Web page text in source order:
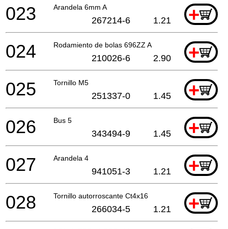
Arandela 6mm A +
023 267214-6 1.21
Rodamiento de bolas 696ZZ A +
024 210026-6 2.90
Tornillo M5 +
025 251337-0 1.45
Bus 5 +
026 343494-9 1.45
Arandela 4 +
027 941051-3 1.21
Tornillo autorroscante Ct4x16 +
028 266034-5 1.21